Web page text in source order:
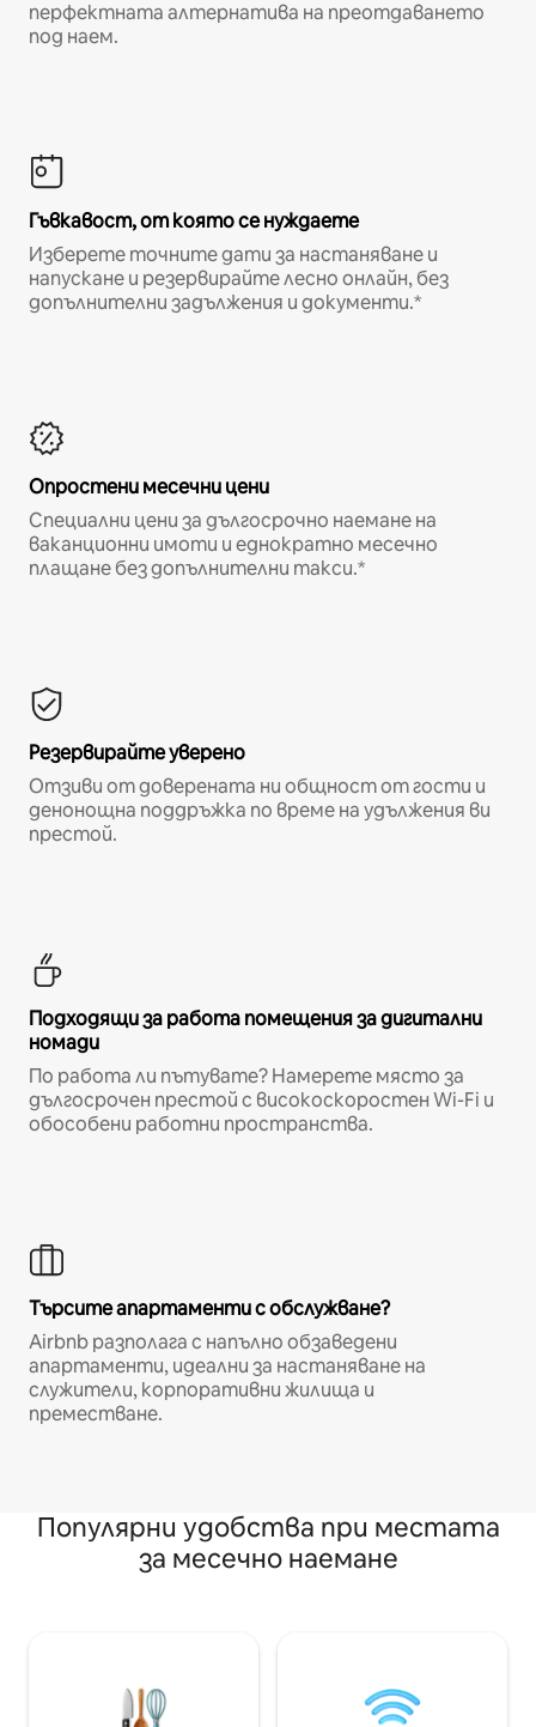
перфектната алтернатива на преотдаването
под наем.
Гъвкавост, от която се нуждаете
Изберете точните дати за настаняване и
напускане и резервирайте лесно онлайн, без
допълнителни задължения и документи.*
Опростени месечни цени
Специални цени за дългосрочно наемане на
ваканционни имоти и еднократно месечно
плащане без допълнителни такси.*
Резервирайте уверено
Отзиви от доверената ни общност от гости и
денонощна поддръжка по време на удължения ви
престой.
Подходящи за работа помещения за дигитални
номади
По работа ли пътувате? Намерете място за
дългосрочен престой с високоскоростен Wi-Fi и
обособени работни пространства.
Търсите апартаменти с обслужване?
Airbnb разполага с напълно обзаведени
апартаменти, идеални за настаняване на
служители, корпоративни жилища и
преместване.
Популярни удобства при местата
за месечно наемане